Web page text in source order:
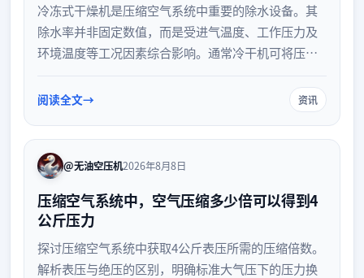
冷冻式干燥机是压缩空气系统中重要的除水设备。其
除水率并非固定数值，而是受进气温度、工作压力及
环境温度等工况因素综合影响。通常冷干机可将压缩
离。本文详细解析冷干机的除水原理、核心影响因素
及日常维护建议，帮助您评估和提升设备的干燥性
能。
阅读全文 资讯
@无油空压机2026年8月8日
压缩空气系统中，空气压缩多少倍可以得到4
公斤压力
探讨压缩空气系统中获取4公斤表压所需的压缩倍数。
解析表压与绝压的区别，明确标准大气压下的压力换